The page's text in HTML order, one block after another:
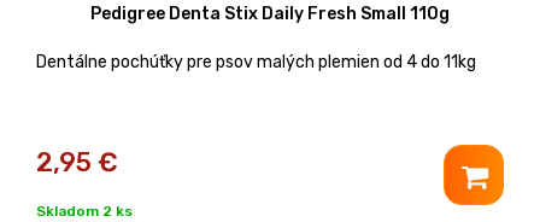
Pedigree Denta Stix Daily Fresh Small 110g
Dentálne pochúťky pre psov malých plemien od 4 do 11kg
2,95 €
Skladom 2 ks